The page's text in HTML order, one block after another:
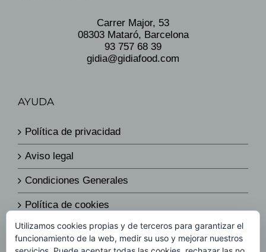
Carrer Major, 53
08303 Mataró, Barcelona
93 757 68 39
gidia@gidiafood.com
AYUDA
Política de privacidad
Aviso legal
Condiciones Generales
Política de cookies
Política de envíos y devoluciones
Utilizamos cookies propias y de terceros para garantizar el
funcionamiento de la web, medir su uso y mejorar nuestros